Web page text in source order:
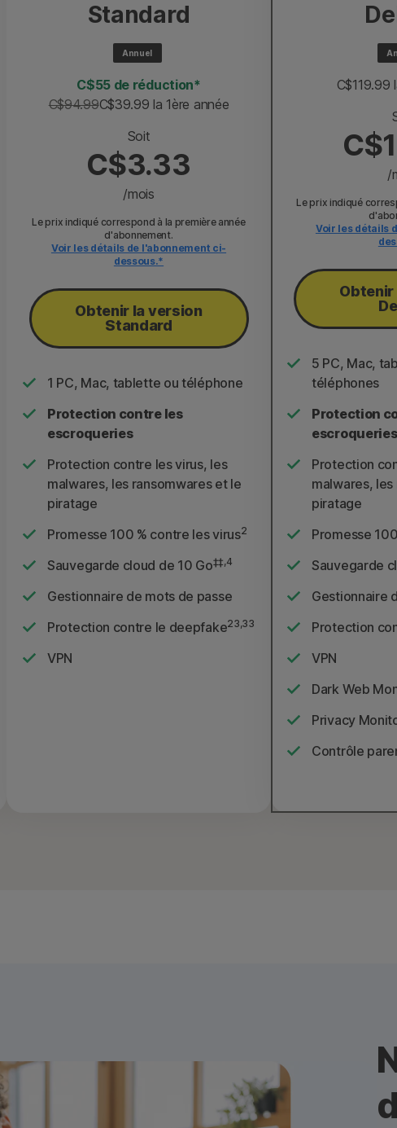
Standard
Annuel
C$55 de réduction*
C$94.99C$39.99 la 1ère année
Soit
C$3.33
/mois
Le prix indiqué correspond à la première année
d'abonnement.
Voir les détails de l'abonnement ci-
dessous.*
Obtenir la version
Standard
1 PC, Mac, tablette ou téléphone
Protection contre les
escroqueries
Protection contre les virus, les
malwares, les ransomwares et le
piratage
Promesse 100 % contre les virus2
Sauvegarde cloud de 10 Go‡‡,4
Gestionnaire de mots de passe
Protection contre le deepfake23,33
VPN
C$119.99
/
Le prix indiqué
Voir les détails
Obtenir
5 PC, Mac,
téléphones
Protection
escroqueries
Protection
malwares,
piratage
Promesse
Sauvegarde
Gestionnaire
Protection
VPN
Dark Web
Privacy
Contrôle